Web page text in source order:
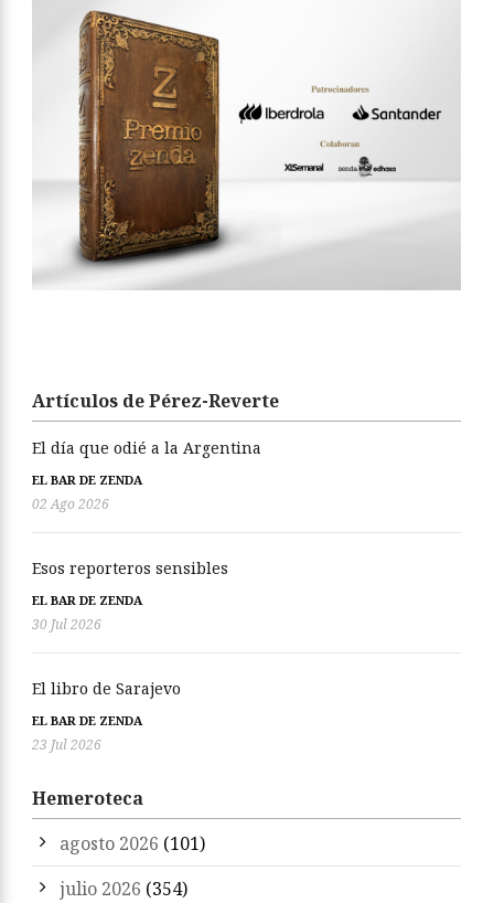
Artículos de Pérez-Reverte
El día que odié a la Argentina
EL BAR DE ZENDA
02 Ago 2026
Esos reporteros sensibles
EL BAR DE ZENDA
30 Jul 2026
El libro de Sarajevo
EL BAR DE ZENDA
23 Jul 2026
Hemeroteca
agosto 2026 (101)
julio 2026 (354)